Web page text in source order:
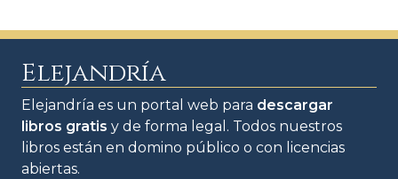
Elejandría
Elejandría es un portal web para descargar
libros gratis y de forma legal. Todos nuestros
libros están en domino público o con licencias
abiertas.